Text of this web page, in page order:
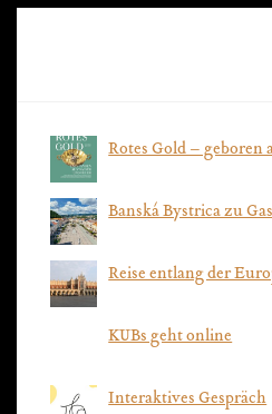
Rotes Gold – geboren
Banská Bystrica zu
Reise entlang der
KUBs geht online
Interaktives Gespräch